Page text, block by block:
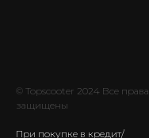
© Topscooter 2024 Все права
защищены
При покупке в кредит/